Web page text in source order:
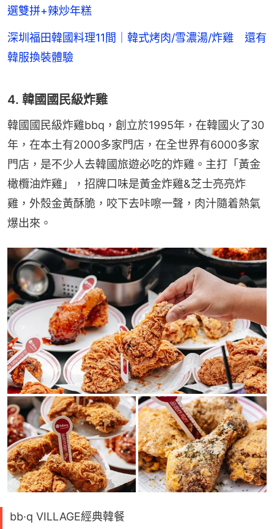
選雙拼+辣炒年糕
深圳福田韓國料理11間｜韓式烤肉/雪濃湯/炸雞 還有
韓服換裝體驗
4. 韓國國民級炸雞
韓國國民級炸雞bbq，創立於1995年，在韓國火了30
年，在本土有2000多家門店，在全世界有6000多家
門店，是不少人去韓國旅遊必吃的炸雞。主打「黃金
橄欖油炸雞」，招牌口味是黃金炸雞&芝士亮亮炸
雞，外殼金黃酥脆，咬下去咔嚓一聲，肉汁隨着熱氣
爆出來。
bb·q VILLAGE經典韓餐